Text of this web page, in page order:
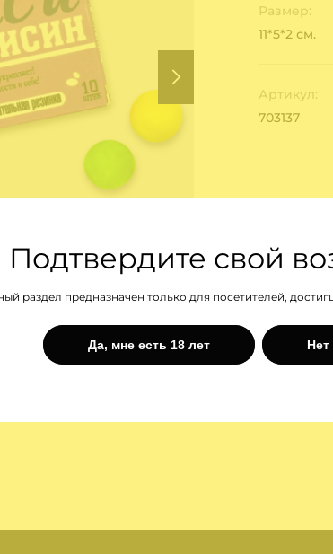
Размер:
11*5*2 см.
Артикул:
703137
59 ₽
Подтвердите свой
раздел предназначен только для посетителей,
Да, мне есть 18 лет Нет